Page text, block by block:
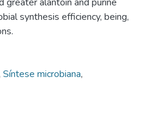
synthesis efficiency, being,
Síntese microbiana,